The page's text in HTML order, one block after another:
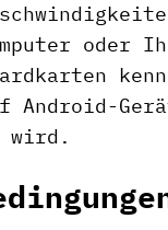
oder
wird.